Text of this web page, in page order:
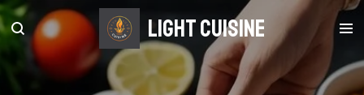
Zum
Hauptinhalt
springen
light Cuisine